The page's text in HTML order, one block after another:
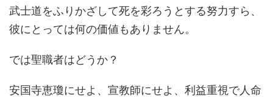
武士道をふりかざして死を彩ろうとする努力すら、
彼にとっては何の価値もありません。
では聖職者はどうか？
安国寺恵瓊にせよ、宣教師にせよ、利益重視で人命